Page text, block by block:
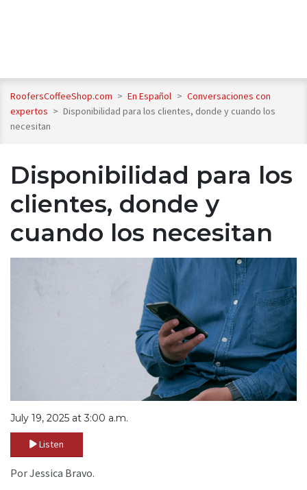
RoofersCoffeeShop.com > En Español > Conversaciones con
expertos > Disponibilidad para los clientes, donde y cuando los
necesitan
Disponibilidad para los
clientes, donde y
cuando los necesitan
July 19, 2025 at 3:00 a.m.
Listen
Por Jessica Bravo.